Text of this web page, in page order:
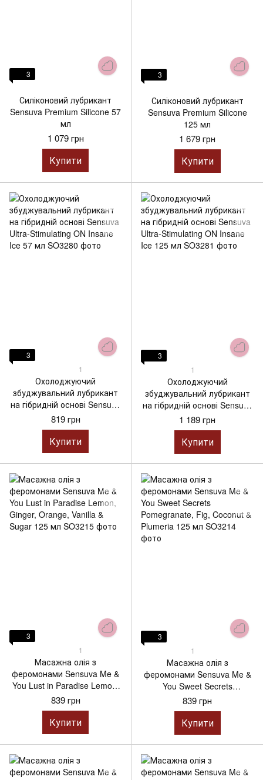
3
Силіконовий лубрикант
Sensuva Premium Silicone 57
мл
1 079 грн
Купити
3
Силіконовий лубрикант
Sensuva Premium Silicone
125 мл
1 679 грн
Купити
3
1
Охолоджуючий
збуджувальний лубрикант
на гібридній основі Sensuva
Ultra-Stimulating ON Insane
Ice 57 мл
819 грн
Купити
3
1
Охолоджуючий
збуджувальний лубрикант
на гібридній основі Sensuva
Ultra-Stimulating ON Insane
Ice 125 мл
1 189 грн
Купити
3
1
Масажна олія з
феромонами Sensuva Me &
You Lust in Paradise Lemon,
Ginger, Orange, Vanilla &
Sugar 125 мл
839 грн
Купити
3
1
Масажна олія з
феромонами Sensuva Me &
You Sweet Secrets
Pomegranate, Fig, Coconut &
Plumeria 125 мл
839 грн
Купити